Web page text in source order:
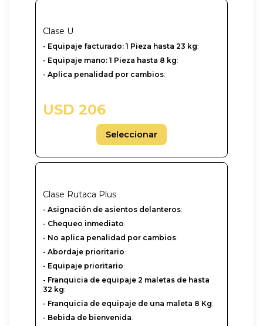
Clase U
-‎ Equipaje facturado: 1 Pieza hasta 23 kg:
- Equipaje mano: 1 Pieza hasta 8 kg:
- Aplica penalidad por cambios:
USD 206
Seleccionar
Clase Rutaca Plus
- Asignación de asientos delanteros:
- Chequeo inmediato:
- No aplica penalidad por cambios:
- Abordaje prioritario:
- Equipaje prioritario:
- Franquicia de equipaje 2 maletas de hasta
32 kg:
- Franquicia de equipaje de una maleta 8 Kg:
- Bebida de bienvenida: